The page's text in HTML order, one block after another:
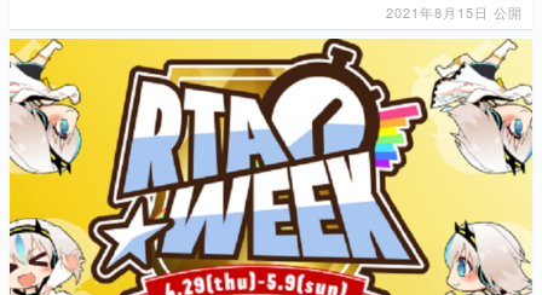
2021年8月15日 公開